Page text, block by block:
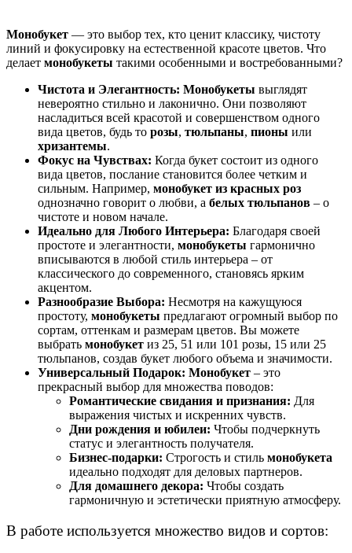
Монобукет — это выбор тех, кто ценит классику, чистоту
линий и фокусировку на естественной красоте цветов. Что
делает монобукеты такими особенными и востребованными?
Чистота и Элегантность: Монобукеты выглядят
невероятно стильно и лаконично. Они позволяют
насладиться всей красотой и совершенством одного
вида цветов, будь то розы, тюльпаны, пионы или
хризантемы.
Фокус на Чувствах: Когда букет состоит из одного
вида цветов, послание становится более четким и
сильным. Например, монобукет из красных роз
однозначно говорит о любви, а белых тюльпанов – о
чистоте и новом начале.
Идеально для Любого Интерьера: Благодаря своей
простоте и элегантности, монобукеты гармонично
вписываются в любой стиль интерьера – от
классического до современного, становясь ярким
акцентом.
Разнообразие Выбора: Несмотря на кажущуюся
простоту, монобукеты предлагают огромный выбор по
сортам, оттенкам и размерам цветов. Вы можете
выбрать монобукет из 25, 51 или 101 розы, 15 или 25
тюльпанов, создав букет любого объема и значимости.
Универсальный Подарок: Монобукет – это
прекрасный выбор для множества поводов:
Романтические свидания и признания: Для
выражения чистых и искренних чувств.
Дни рождения и юбилеи: Чтобы подчеркнуть
статус и элегантность получателя.
Бизнес-подарки: Строгость и стиль монобукета
идеально подходят для деловых партнеров.
Для домашнего декора: Чтобы создать
гармоничную и эстетически приятную атмосферу.
В работе используется множество видов и сортов: